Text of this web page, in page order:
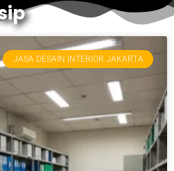
JASA DESAIN INTERIOR JAKARTA